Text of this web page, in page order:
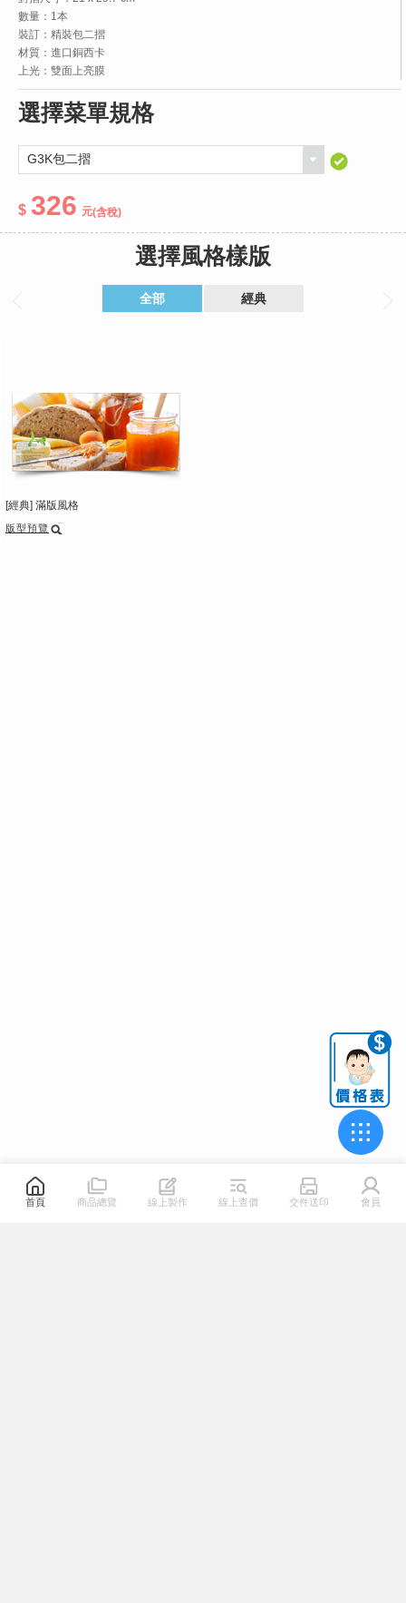
數量：1本
裝訂：精裝包二摺
材質：進口銅西卡
上光：雙面上亮膜
選擇菜單規格
326 (含稅)
選擇風格樣版
全部 經典
[經典] 滿版風格
版型預覽
首頁 商品總覽 線上製作 線上查價 交件送印 會員